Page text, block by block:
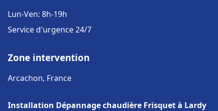
Lun-Ven: 8h-19h
Service d'urgence 24/7
Zone intervention
Arcachon, France
Installation Dépannage chaudière Frisquet à Lardy